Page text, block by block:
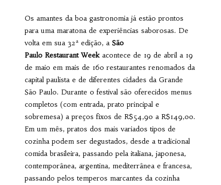
Os amantes da boa gastronomia já estão prontos
para uma maratona de experiências saborosas. De
volta em sua 32ª edição, aSão
Paulo Restaurant Week acontece de 19 de abril a 19
de maio em mais de 160 restaurantes renomados da
capital paulista e de diferentes cidades da Grande
São Paulo. Durante o festival são oferecidos menus
completos (com entrada, prato principal e
sobremesa) a preços fixos de R$54,90 a R$149,00.
Em um mês, pratos dos mais variados tipos de
cozinha podem ser degustados, desde a tradicional
comida brasileira, passando pela italiana, japonesa,
contemporânea, argentina, mediterrânea e francesa,
passando pelos temperos marcantes da cozinha